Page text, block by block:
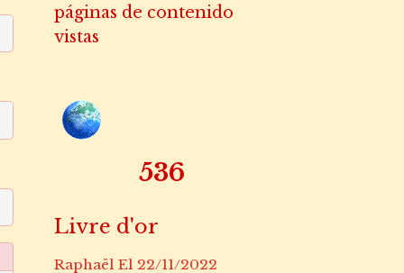
páginas de contenido
vistas
660
Livre d'or
Raphaël El 22/11/2022